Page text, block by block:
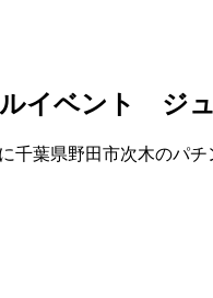
イベント ジ
葉県野田市次木のパチ